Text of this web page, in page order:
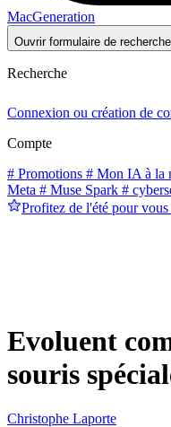
MacGeneration
Ouvrir formulaire de recherche
Recherche
Connexion ou création de
Compte
# Promotions # Mon IA à la
Meta # Muse Spark #
Profitez de l'été pour
Evoluent
souris
Christophe Laporte